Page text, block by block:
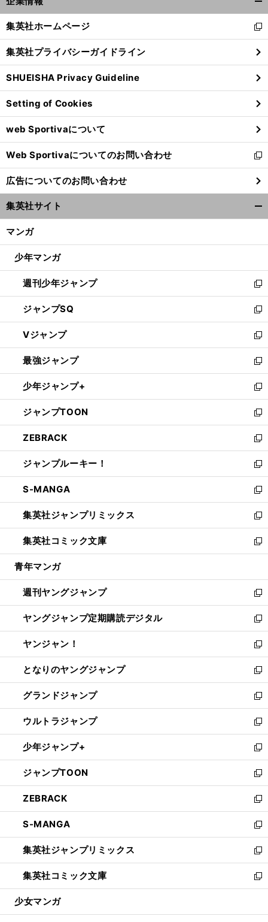
閉
る
集英社ホームページ
新
し
い
ウ
ィ
ン
ド
ウ
で
開
く
集英社プライバシーガイドライン
SHUEISHA Privacy Guideline
Setting of Cookies
web Sportivaについて
Web Sportivaについてのお問い合わせ
新
し
い
ウ
ィ
ン
ウ
開
く
広告についてのお問い合わせ
集英社サイト
マンガ
少年マンガ
週刊少年ジャンプ
新
し
い
ウ
ィ
ン
ド
ウ
で
開
く
ジャンプSQ
新
し
い
ウ
ィ
ン
ド
ウ
で
開
く
Vジャンプ
新
し
い
ウ
ィ
ン
ド
ウ
で
開
く
最強ジャンプ
新
し
い
ウ
ィ
ン
ド
ウ
で
開
く
少年ジャンプ+
新
し
い
ウ
ィ
ン
ド
ウ
で
開
く
ジャンプTOON
新
し
い
ウ
ィ
ン
ド
ウ
で
開
く
ZEBRACK
新
し
い
ウ
ィ
ン
ド
ウ
で
開
ジャンプルーキー！
新
し
い
ウ
ィ
ン
ド
ウ
開
く
S-MANGA
新
し
い
ウ
ィ
ン
ウ
で
開
く
集英社ジャンプリミックス
新
し
い
ウ
ン
ド
ウ
で
開
く
集英社コミック文庫
新
し
ウ
ィ
ン
ド
ウ
で
開
く
青年マンガ
週刊ヤングジャンプ
新
し
い
ウ
ィ
ン
ド
ウ
で
開
く
ヤングジャンプ定期購読デジタル
新
し
い
ウ
ィ
ン
ド
ウ
で
開
く
ヤンジャン！
新
し
い
ウ
ィ
ン
ド
ウ
で
開
く
となりのヤングジャンプ
新
し
い
ウ
ィ
ン
ド
ウ
で
開
く
グランドジャンプ
新
し
い
ウ
ィ
ン
ド
ウ
で
開
く
ウルトラジャンプ
新
し
い
ウ
ィ
ン
ド
ウ
で
開
く
少年ジャンプ+
新
し
い
ウ
ィ
ン
ド
ウ
で
開
く
ジャンプTOON
新
し
い
ウ
ィ
ン
ド
ウ
で
開
ZEBRACK
新
し
い
ウ
ィ
ン
ド
ウ
開
S-MANGA
新
し
い
ウ
ィ
ン
ウ
集英社ジャンプリミックス
新
し
い
ウ
ン
集英社コミック文庫
新
し
ウ
少女マンガ